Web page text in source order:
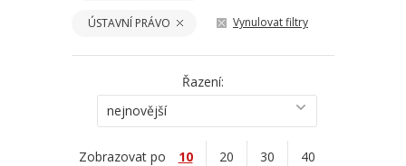
ÚSTAVNÍ PRÁVO Vynulovat filtry
Řazení:
nejnovější
Zobrazovat po 10 20 30 40